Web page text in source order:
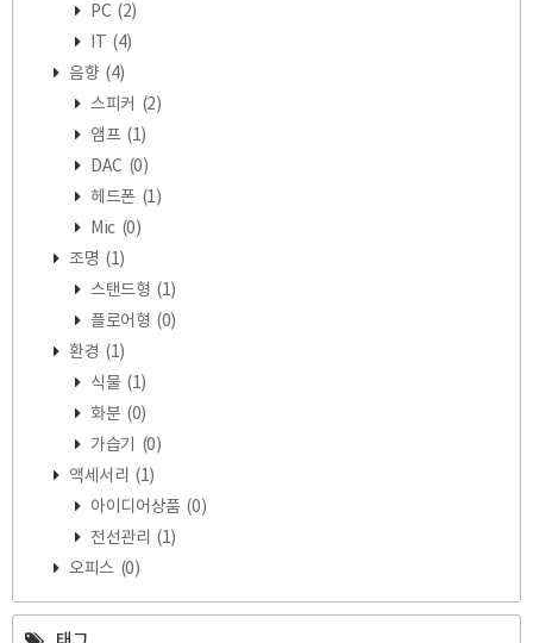
PC (2)
IT (4)
음향 (4)
스피커 (2)
앰프 (1)
DAC (0)
헤드폰 (1)
Mic (0)
조명 (1)
스탠드형 (1)
플로어형 (0)
환경 (1)
식물 (1)
화분 (0)
가습기
(0)
액세서리 (1)
아이디어상품 (0)
전선관리 (1)
오피스 (0)